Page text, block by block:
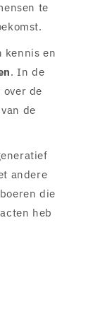
te
kennis en
. In de
de
de
andere
die
heb